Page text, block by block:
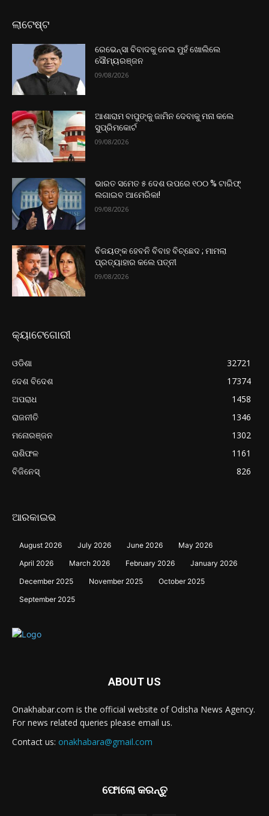
ଲାଟେଷ୍ଟ
ରେଭେନ୍ସା ବିବାଦକୁ ନେଇ ମୁହଁ ଖୋଲିଲେ
ସୌମ୍ୟରଞ୍ଜନ
09/08/2026
ଆଶାରାମ ବାପୁଙ୍କୁ ଜାମିନ ଦେବାକୁ ମନା କଲେ
ସୁପ୍ରିମକୋର୍ଟ
09/08/2026
ଭାରତ ସମେତ ୫ ଦେଶ ଉପରେ ୧୦୦ % ଟାରିଫ୍
ଲଗାଇବ ଆମେରିକା!
09/08/2026
ବିଜୟଙ୍କ ହେବନି ବିବାହ ବିଚ୍ଛେଦ ; ମାମଲା
ପ୍ରତ୍ୟାହାର କଲେ ପତ୍ନୀ
09/08/2026
କ୍ୟାଟେଗୋରୀ
ଓଡିଶା
32721
ଦେଶ ବିଦେଶ
17374
ଅପରାଧ
1458
ରାଜନୀତି
1346
ମନୋରଞ୍ଜନ
1302
ରାଶିଫଳ
1161
ବିଜିନେସ୍
826
ଆରକାଇଭ
August 2026 July 2026 June 2026
May 2026
April 2026
March 2026 February 2026
January 2026
December 2025
November 2025
October 2025
September 2025
ABOUT US
Onakhabar.com is the official website of Odisha News Agency.
For news related queries please email us.
Contact us: onakhabara@gmail.com
ଫୋଲୋ କରନ୍ତୁ